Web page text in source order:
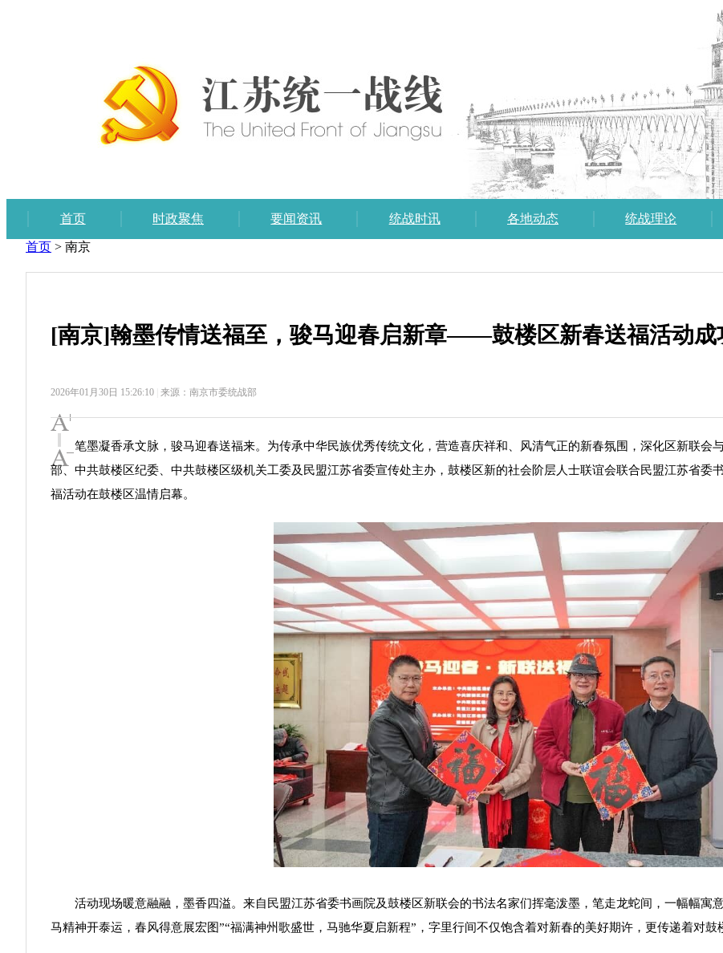
首页 时政聚焦 要闻资讯 统战时讯 各地动态 统战理论
首页 > 南京
[南京]翰墨传情送福至，骏马迎春启新章——鼓楼区新春送福活动成
2026年01月30日 15:26:10 来源：南京市委统战部
笔墨凝香承文脉，骏马迎春送福来。为传承中华民族优秀传统文化，营造喜庆祥和、风清气正的新春氛围，深化区新联会
部、中共鼓楼区纪委、中共鼓楼区级机关工委及民盟江苏省委宣传处主办，鼓楼区新的社会阶层人士联谊会联合民盟江苏省委
福活动在鼓楼区温情启幕。
活动现场暖意融融，墨香四溢。来自民盟江苏省委书画院及鼓楼区新联会的书法名家们挥毫泼墨，笔走龙蛇间，一幅幅寓
马精神开泰运，春风得意展宏图”“福满神州歌盛世，马驰华夏启新程”，字里行间不仅饱含着对新春的美好期许，更传递着对鼓